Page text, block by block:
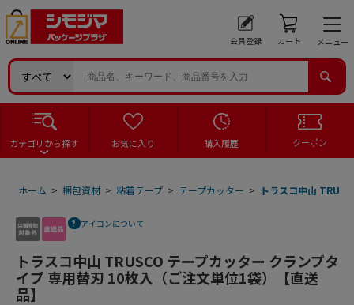
会員登録 カート メニュー
カテゴリから探す お気に入り 購入履歴 クーポン
ホーム > 梱包資材 > 粘着テープ > テープカッター > トラスコ中山
アイコンについて
トラスコ中山 TRUSCO テープカッター クランプタ
イプ 専用替刃 10枚入（ご注文単位1袋）【直送
品】